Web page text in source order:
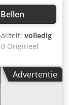
Bellen
volledig
Origineel
32/35/ Uit
aanvraag
zijn
Advertentie